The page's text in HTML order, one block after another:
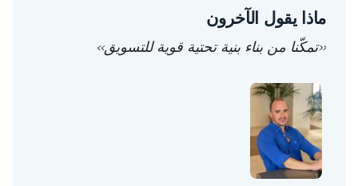
ماذا يقول الآخرون
«تمكّنا من بناء بنية تحتية قوية للتسويق»